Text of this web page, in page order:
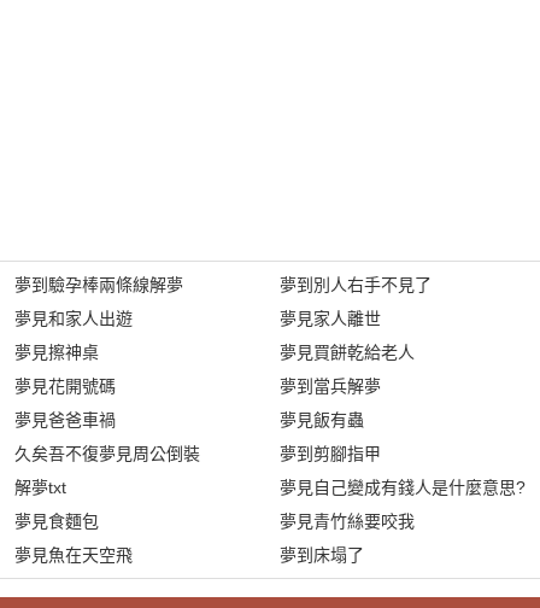
夢到驗孕棒兩條線解夢
夢見和家人出遊
夢見擦神桌
夢見花開號碼
夢見爸爸車禍
久矣吾不復夢見周公倒裝
解夢txt
夢見食麵包
夢見魚在天空飛
夢到別人右手不見了
夢見家人離世
夢見買餅乾給老人
夢到當兵解夢
夢見飯有蟲
夢到剪腳指甲
夢見自己變成有錢人是什麼意思?
夢見青竹絲要咬我
夢到床塌了